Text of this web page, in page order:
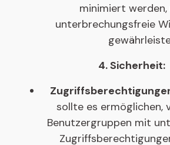
minimiert werden,
unterbrechungsfreie
4. Sicherheit:
sollte es ermöglichen,
Benutzergruppen mit